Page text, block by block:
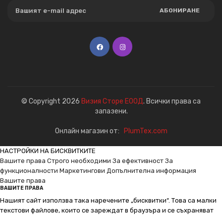
АБОНИРАНЕ
© Copyright 2026 Визия Сторе ЕООД. Всички права са
запазени.
Онлайн магазин от: PlumTex.com
НАСТРОЙКИ НА БИСКВИТКИТЕ
Вашите права Строго необходими За ефективност За
функционалности Маркетингови Допълнителна информация
Вашите права
ВАШИТЕ ПРАВА
Нашият сайт използва така наречените „бисквитки“. Това са малки
текстови файлове, които се зареждат в браузъра и се съхраняват